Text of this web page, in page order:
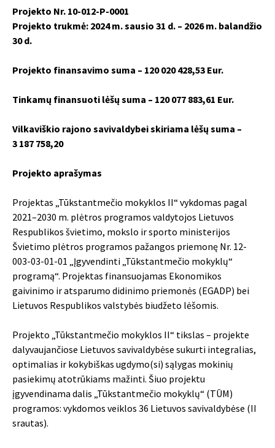
Projekto Nr. 10-012-P-0001
Projekto trukmė: 2024 m. sausio 31 d. – 2026 m. balandžio
30 d.
Projekto finansavimo suma – 120 020 428,53 Eur.
Tinkamų finansuoti lėšų suma – 120 077 883,61 Eur.
Vilkaviškio rajono savivaldybei skiriama lėšų suma –
3 187 758,20
Projekto aprašymas
Projektas „Tūkstantmečio mokyklos II“ vykdomas pagal
2021–2030 m. plėtros programos valdytojos Lietuvos
Respublikos švietimo, mokslo ir sporto ministerijos
Švietimo plėtros programos pažangos priemonę Nr. 12-
003-03-01-01 „Įgyvendinti „Tūkstantmečio mokyklų“
programą“. Projektas finansuojamas Ekonomikos
gaivinimo ir atsparumo didinimo priemonės (EGADP) bei
Lietuvos Respublikos valstybės biudžeto lėšomis.
Projekto „Tūkstantmečio mokyklos II“ tikslas – projekte
dalyvaujančiose Lietuvos savivaldybėse sukurti integralias,
optimalias ir kokybiškas ugdymo(si) sąlygas mokinių
pasiekimų atotrūkiams mažinti. Šiuo projektu
įgyvendinama dalis „Tūkstantmečio mokyklų“ (TŪM)
programos: vykdomos veiklos 36 Lietuvos savivaldybėse (II
srautas).